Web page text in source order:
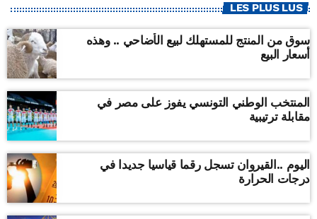
LES PLUS LUS
سوق من المنتج للمستهلك لبيع الأضاحي .. وهذه
أسعار البيع
المنتخب الوطني التونسي يفوز على مصر في
مقابلة ترتيبية
اليوم ..القيروان تسجل رقما قياسيا جديدا في
درجات الحرارة